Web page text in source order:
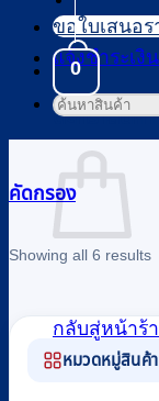
0
ตะกร้าสินค้า
กลับสู่หน้าร้
ขอใบเสนอร
แจ้งชำระเงิน
ค้นหา:
คัดกรอง
Showing all 6 results
หมวดหมู่สินค้า